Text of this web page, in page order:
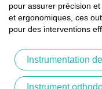
pour assurer précision
et ergonomiques, ces
pour des interventions